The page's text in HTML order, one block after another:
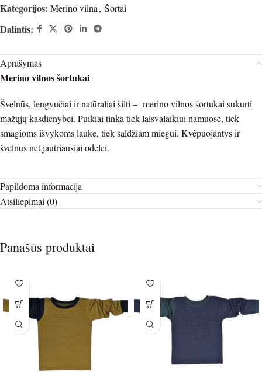
Kategorijos: Merino vilna, Šortai
Dalintis:
Aprašymas
Merino vilnos šortukai
Švelnūs, lengvučiai ir natūraliai šilti – merino vilnos šortukai sukurti
mažųjų kasdienybei. Puikiai tinka tiek laisvalaikiui namuose, tiek
smagioms išvykoms lauke, tiek saldžiam miegui. Kvėpuojantys ir
švelnūs net jautriausiai odelei.
Papildoma informacija
Atsiliepimai (0)
Panašūs produktai